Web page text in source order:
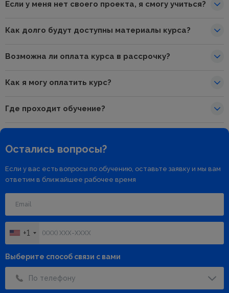
Если у меня нет своего проекта, я смогу учиться?
Как долго будут доступны материалы курса?
Возможна ли оплата курса в рассрочку?
Как я могу оплатить курс?
Где проходит обучение?
Остались вопросы?
Если у вас есть вопросы по обучению, оставьте заявку и мы вам
ответим в ближайшее рабочее время
+1
Выберите способ связи с вами
По телефону